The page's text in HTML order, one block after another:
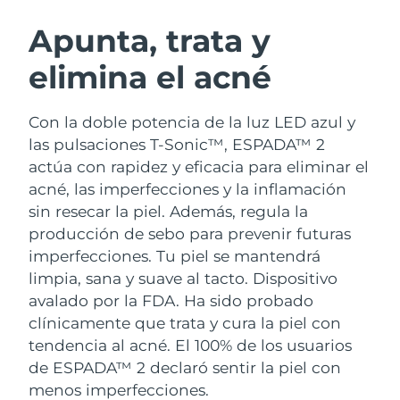
Apunta, trata y
elimina el acné
Con la doble potencia de la luz LED azul y
las pulsaciones T-Sonic™, ESPADA™ 2
actúa con rapidez y eficacia para eliminar el
acné, las imperfecciones y la inflamación
sin resecar la piel. Además, regula la
producción de sebo para prevenir futuras
imperfecciones. Tu piel se mantendrá
limpia, sana y suave al tacto. Dispositivo
avalado por la FDA. Ha sido probado
clínicamente que trata y cura la piel con
tendencia al acné. El 100% de los usuarios
de ESPADA™ 2 declaró sentir la piel con
menos imperfecciones.
LUNA™ 4 pack
Anti-aging massage
LUNA™ 4 Plus
Massage, LED heating
LUNA™ 4 Men
For men, anti-aging massage
BEAR™ 2 pack
Microcurrent toning
BEAR™ 2 go
Microcurrent toning on-the-go
BEAR™ 2 eyes & lips
Microcurrent line smoothing device
Hidratación
UFO™ 3 pack
Deep facial hydration
UFO™ 3 LED
Near-infrared and red light therapy
device
Cuidado bucal
issa™ 4
Hybrid silicone sonic toothbrush
issa™ 4 plus
Smart hybrid silicone sonic toothbrush
TRATAMIENTO ANTIEDAD FAQ™
Antiedad Tratamientos LED
NEW
Austria
Baréin Entrega prevista
Bélgica
Bermudas Entrega prevista
Bosnia y Herzegovina Entrega prevista8/15/26
Brunéi Entrega prevista8/17/26
Bulgaria Entrega prevista8/12/26
Canadá Entrega prevista8/16/26
Chile Entrega prevista8/16/26